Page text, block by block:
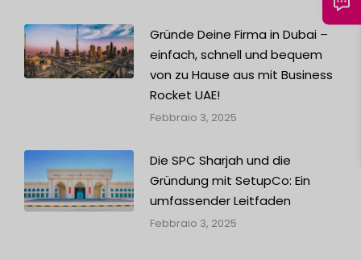
Gründe Deine Firma in Dubai –
einfach, schnell und bequem
von zu Hause aus mit Business
Rocket UAE!
Febbraio 3, 2025
Die SPC Sharjah und die
Gründung mit SetupCo: Ein
umfassender Leitfaden
Febbraio 3, 2025